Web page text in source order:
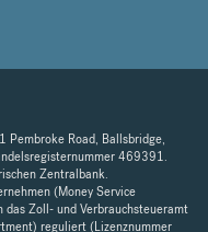
Pembroke Road, Ballsbridge,
469391.
Zentralbank.
(Money Service
Zoll- und Verbrauchsteueramt
reguliert (Lizenznummer